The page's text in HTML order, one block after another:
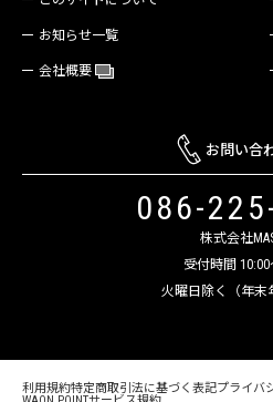
お知らせ一覧
会社概要
お問い合
086-
株式会社
受付時間 10:00
火曜日除く（年末
利用規約特定商取引法に基づく表記プライバ